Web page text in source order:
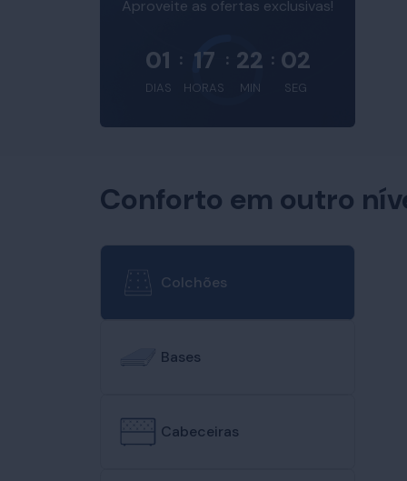
Aproveite as ofertas exclusivas!
01
DIAS
: 17
HORAS
: 22
MIN
: 01
SEG
Conforto em outro
Colchões
Bases
Cabeceiras